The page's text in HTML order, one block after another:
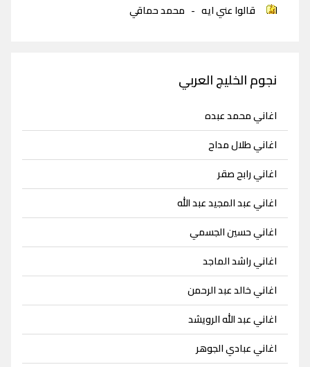
قالوا عني ايه - محمد حماقي
نجوم الخليج العربي
اغاني محمد عبده
اغاني طلال مداح
اغاني رابح صقر
اغاني عبد المجيد عبد الله
اغاني حسين الجسمي
اغاني راشد الماجد
اغاني خالد عبد الرحمن
اغاني عبد الله الرويشد
اغاني عبادي الجوهر